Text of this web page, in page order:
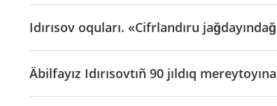
Idırısov oquları. «Cifrlandıru
Äbilfayız Idırısovtıñ 90 jıldıq